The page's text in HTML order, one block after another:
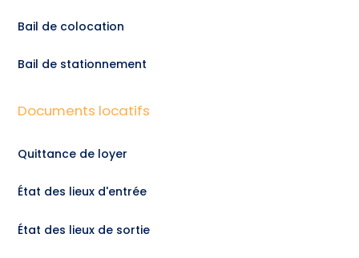
Bail de colocation
Bail de stationnement
Documents locatifs
Quittance de loyer
État des lieux d'entrée
État des lieux de sortie